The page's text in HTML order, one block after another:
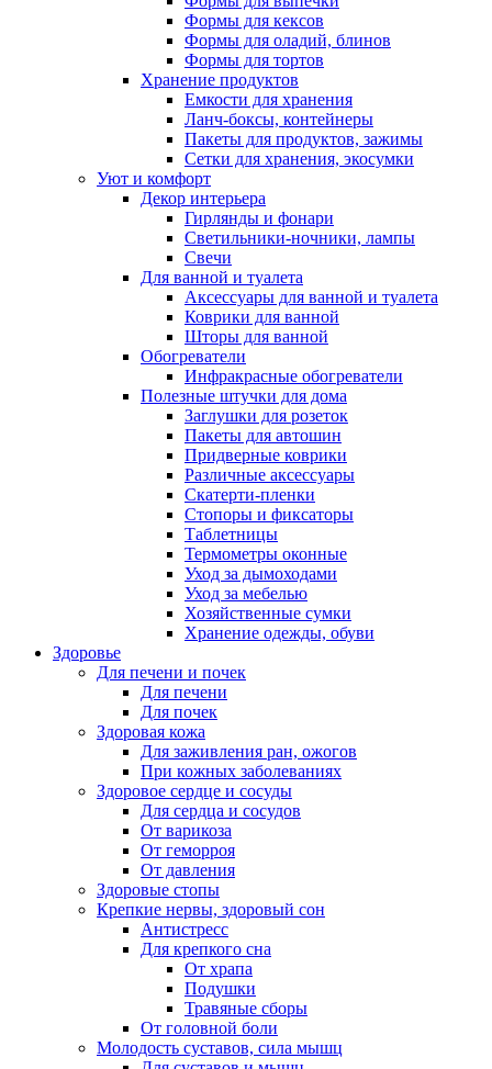
Формы для кексов
Формы для оладий, блинов
Формы для тортов
Хранение продуктов
Емкости для хранения
Ланч-боксы, контейнеры
Пакеты для продуктов, зажимы
Сетки для хранения, экосумки
Уют и комфорт
Декор интерьера
Гирлянды и фонари
Светильники-ночники, лампы
Свечи
Для ванной и туалета
Аксессуары для ванной и туалета
Коврики для ванной
Шторы для ванной
Обогреватели
Инфракрасные обогреватели
Полезные штучки для дома
Заглушки для розеток
Пакеты для автошин
Придверные коврики
Различные аксессуары
Скатерти-пленки
Стопоры и фиксаторы
Таблетницы
Термометры оконные
Уход за дымоходами
Уход за мебелью
Хозяйственные сумки
Хранение одежды, обуви
Здоровье
Для печени и почек
Для печени
Для почек
Здоровая кожа
Для заживления ран, ожогов
При кожных заболеваниях
Здоровое сердце и сосуды
Для сердца и сосудов
От варикоза
От геморроя
От давления
Здоровые стопы
Крепкие нервы, здоровый сон
Антистресс
Для крепкого сна
От храпа
Подушки
Травяные сборы
От головной боли
Молодость суставов, сила мышц